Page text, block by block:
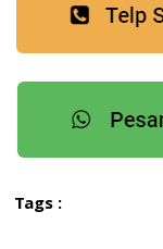
Tags :